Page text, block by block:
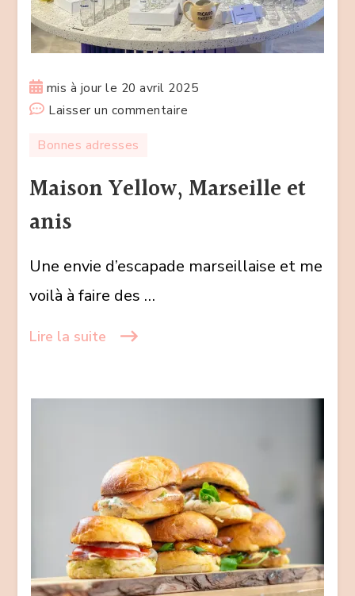
mis à jour le 20 avril 2025
Laisser un commentaire
et
Bonnes adresses
Maison Yellow, Marseille et
anis
Une envie d’escapade marseillaise et me
voilà à faire des …
Lire la suite